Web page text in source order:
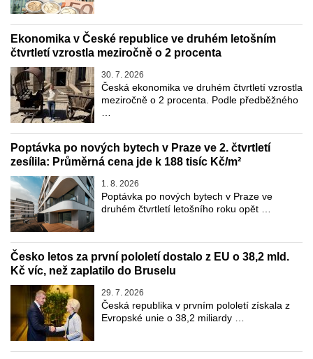
Ekonomika v České republice ve druhém letošním
čtvrtletí vzrostla meziročně o 2 procenta
30. 7. 2026
Česká ekonomika ve druhém čtvrtletí vzrostla
meziročně o 2 procenta. Podle předběžného
Poptávka po nových bytech v Praze ve 2. čtvrtletí
zesílila: Průměrná cena jde k 188 tisíc Kč/m²
1. 8. 2026
Poptávka po nových bytech v Praze ve
druhém čtvrtletí letošního roku opět …
Česko letos za první pololetí dostalo z EU o 38,2 mld.
Kč víc, než zaplatilo do Bruselu
29. 7. 2026
Česká republika v prvním pololetí získala z
Evropské unie o 38,2 miliardy …